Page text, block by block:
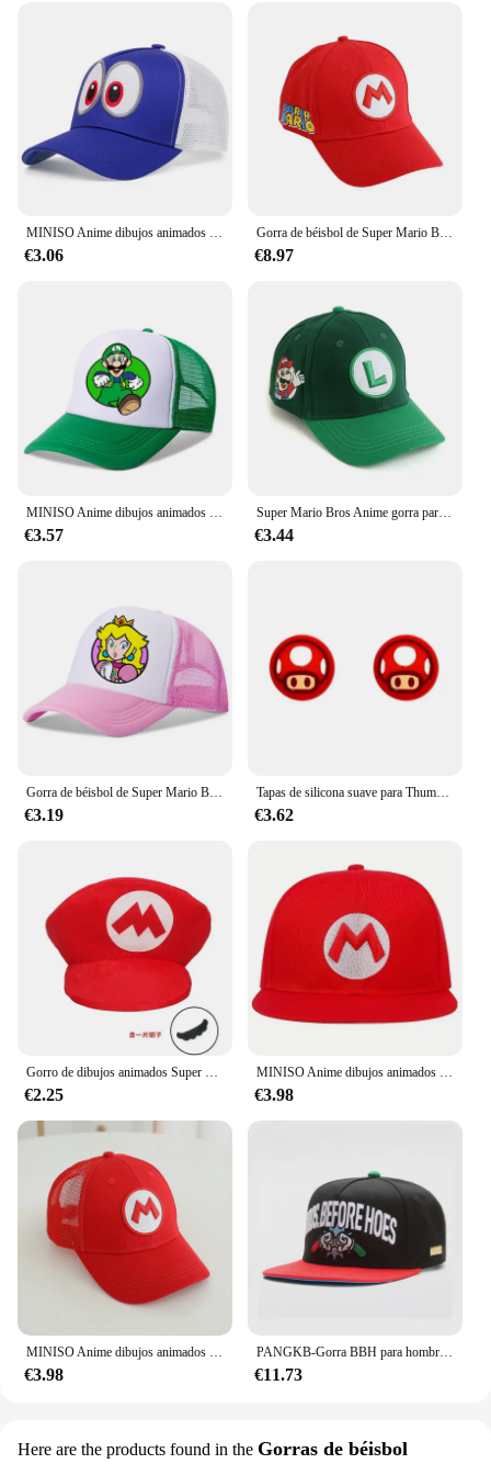
MINISO Anime dibujos animados Super Mario Bros adulto deporte al aire libre gorras de béisbol transpirables verano hombres mujeres Hip Hop sombrilla sombrero de malla
€3.06
Gorra de béisbol de Super Mario Bros para niños y niñas, gorro de protección solar con bordado de dibujos animados, ajustable, Snapback
€8.97
MINISO Anime dibujos animados Super Mario Bros niños niñas deporte al aire libre gorras de béisbol verano hombres mujeres Hip Hop sombrilla sombrero de malla
€3.57
Super Mario Bros Anime gorra para niños Luigi niños I gorra de béisbol disfraz de Mario sombrilla letra M sombrero niños regalo para niños
€3.44
Gorra de béisbol de Super Mario Bros para niños y niñas, gorro de Anime de dibujos animados, informal, ajustable, con visera, regalos de cumpleaños
€3.19
Tapas de silicona suave para Thumb Stick de Super Mario, tapas para Joy-Con, tapa de Thumbsticks para Nintendo Switch NS, controlador de JoyCon OLED
€3.62
Gorro de dibujos animados Super Mario Bros para adultos y niños, juego de Luigi Bors, Cosplay, rojo, verde, regalo
€2.25
MINISO Anime dibujos animados Super Mario Bros adultos deporte al aire libre bordado gorras de béisbol hombres mujeres Hip Hop sombrilla sombrero de lengua de pato
€3.98
MINISO Anime dibujos animados Super Mario Bros niños deporte al aire libre gorras de béisbol niños niñas Hip Hop sombrilla sombrero de malla 2-8 años niños
€3.98
PANGKB-Gorra BBH para hombre y mujer, gorro de béisbol, estilo hip hop, snapback, informal, para exteriores
€11.73
Here are the products found in the Gorras de béisbol